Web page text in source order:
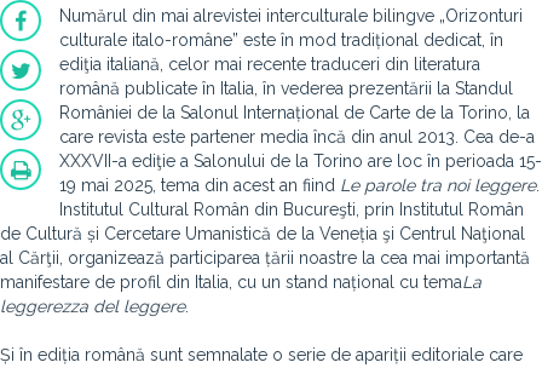
Numărul din mai alrevistei interculturale bilingve „Orizonturi
culturale italo-române” este în mod tradițional dedicat, în
ediţia italiană, celor mai recente traduceri din literatura
română publicate în Italia, în vederea prezentării la Standul
României de la Salonul Internațional de Carte de la Torino, la
care revista este partener media încă din anul 2013. Cea de-a
XXXVII-a ediţie a Salonului de la Torino are loc în perioada 15-
19 mai 2025, tema din acest an fiind Le parole tra noi leggere.
Institutul Cultural Român din Bucureşti, prin Institutul Român
de Cultură și Cercetare Umanistică de la Veneția şi Centrul Naţional
al Cărţii, organizează participarea țării noastre la cea mai importantă
manifestare de profil din Italia, cu un stand național cu temaLa
leggerezza del leggere.
Și în ediția română sunt semnalate o serie de apariții editoriale care